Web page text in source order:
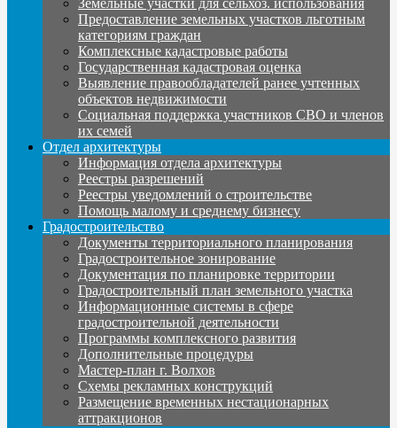
Предоставление земельных участков льготным
категориям граждан
Комплексные кадастровые работы
Государственная кадастровая оценка
Выявление правообладателей ранее учтенных
объектов недвижимости
Социальная поддержка участников СВО и членов
их семей
Отдел архитектуры
Информация отдела архитектуры
Реестры разрешений
Реестры уведомлений о строительстве
Помощь малому и среднему бизнесу
Градостроительство
Документы территориального планирования
Градостроительное зонирование
Документация по планировке территории
Градостроительный план земельного участка
Информационные системы в сфере
градостроительной деятельности
Программы комплексного развития
Дополнительные процедуры
Мастер-план г. Волхов
Схемы рекламных конструкций
Размещение временных нестационарных
аттракционов